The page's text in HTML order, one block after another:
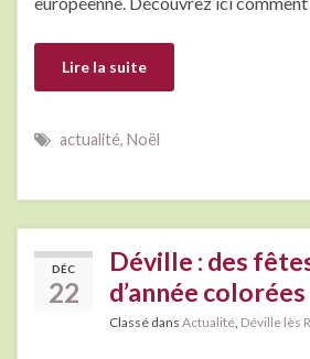
Lire la suite
actualité, Noël
DÉC
22
Déville : des
d’année colorées
Classé dans Actualité Déville lès